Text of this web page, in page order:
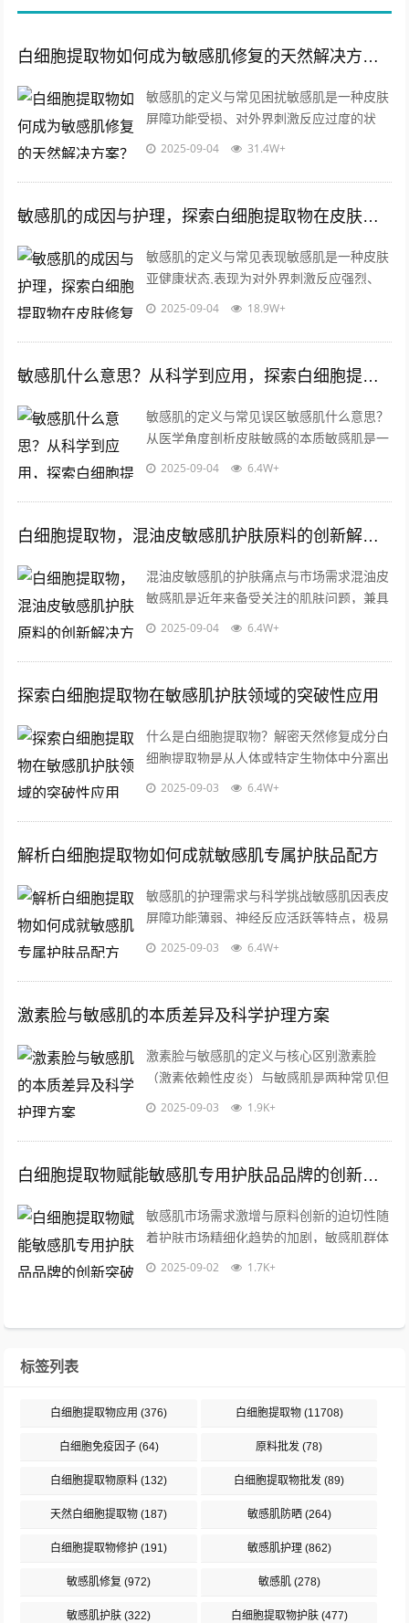
白细胞提取物如何成为敏感肌修复的天然解决方案？
敏感肌的定义与常见困扰敏感肌是一种皮肤
屏障功能受损、对外界刺激反应过度的状
态，这类肌肤常伴随泛红、干燥、瘙痒、刺
境...
2025-09-04 31.4W+
敏感肌的成因与护理，探索白细胞提取物在皮肤修复中的关键作用
敏感肌的定义与常见表现敏感肌是一种皮肤
亚健康状态,表现为对外界刺激反应强烈、
耐受性差的特点，与普通肌肤相比，敏感肌
2025-09-04 18.9W+
敏感肌什么意思？从科学到应用，探索白细胞提取物的护肤革命
敏感肌的定义与常见误区敏感肌什么意思？
从医学角度剖析皮肤敏感的本质敏感肌是一
种皮肤屏障功能受损、对外界刺激反应过度
2025-09-04 6.4W+
白细胞提取物，混油皮敏感肌护肤原料的创新解决方案
混油皮敏感肌的护肤痛点与市场需求混油皮
敏感肌是近年来备受关注的肌肤问题，兼具
油性肌肤的油脂分泌旺盛与敏感肌的屏障脆
2025-09-04 6.4W+
探索白细胞提取物在敏感肌护肤领域的突破性应用
什么是白细胞提取物？解密天然修复成分白
细胞提取物是从人体或特定生物体中分离出
的功能性成分,其核心价值来源于白细胞天
2025-09-03 6.4W+
解析白细胞提取物如何成就敏感肌专属护肤品配方
敏感肌的护理需求与科学挑战敏感肌因表皮
屏障功能薄弱、神经反应活跃等特点，极易
受外界刺激引发红肿、干燥或刺痛，这类肌
2025-09-03 6.4W+
激素脸与敏感肌的本质差异及科学护理方案
激素脸与敏感肌的定义与核心区别激素脸
（激素依赖性皮炎）与敏感肌是两种常见但
成因完全不同的皮肤问题，激素脸是由于长
致...
2025-09-03 1.9K+
白细胞提取物赋能敏感肌专用护肤品品牌的创新突破
敏感肌市场需求激增与原料创新的迫切性随
着护肤市场精细化趋势的加剧，敏感肌群体
对安全、高效护肤品的需求呈现爆发式增
2025-09-02 1.7K+
标签列表
白细胞提取物应用 (376) 白细胞提取物(11708)
白细胞免疫因子(64) 原料批发 (78)
白细胞提取物原料 (132) 白细胞提取物批发 (89)
天然白细胞提取物 (187) 敏感肌防晒(264)
白细胞提取物修护 (191) 敏感肌护理(862)
敏感肌修复 (972) 敏感肌(278)
敏感肌护肤 (322) 白细胞提取物护肤(477)